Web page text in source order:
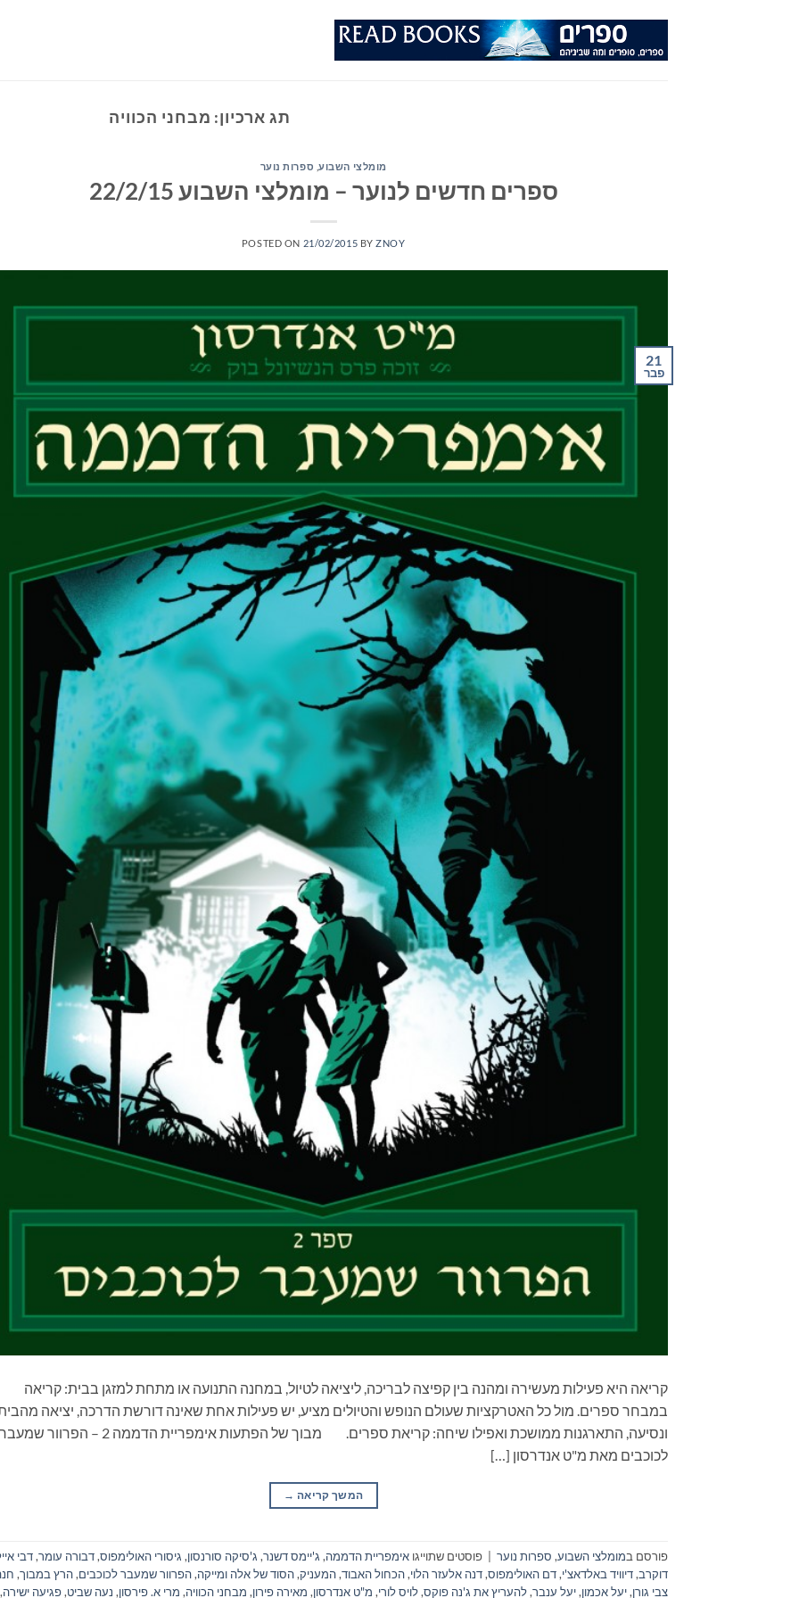
תג ארכיון: מבחני הכוויה
מומלצי השבוע, ספרות נוער
ספרים חדשים לנוער – מומלצי השבוע 22/2/15
POSTED ON 21/02/2015 BYZNOY
21
פבר
קריאה היא פעילות מעשירה ומהנה בין קפיצה לבריכה, ליציאה לטיול, במחנה התנועה או מתחת למזגן בבית: קריאה
במבחר ספרים. מול כל האטרקציות שעולם הנופש והטיולים מציע, יש פעילות אחת שאינה דורשת הדרכה, יציאה
ונסיעה, התארגנות ממושכת ואפילו שיחה: קריאת ספרים. מבוך של הפתעות אימפריית הדממה 2 – הפרוור שמעבר
לכוכבים מאת מ"ט אנדרסון […]
המשך קריאה →
פורסם במומלצי השבוע, ספרות נוער פוסטים שתוייגו אימפריית הדממה, ג'יימס דשנר, ג'סיקה סורנסון, גיסורי האולימפוס,דבורה עומר,דבי
דוקרב,דיוויד באלדאצ'י,דם האולימפוס,דנה אלעזר הלוי,הכחול האבוד,המעניק,הסוד של אלה ומייקה,הפרוור שמעבר לכוכבים,הרץ במבוך,
צבי גורן,יעל אכמון,יעל ענבר,להעריץ את ג'נה פוקס,לויס לורי, מ"ט אנדרסון, מאירה פירון, מבחני הכוויה, מרי א. פירסון, נעה שביט,פגיעה ישירה,